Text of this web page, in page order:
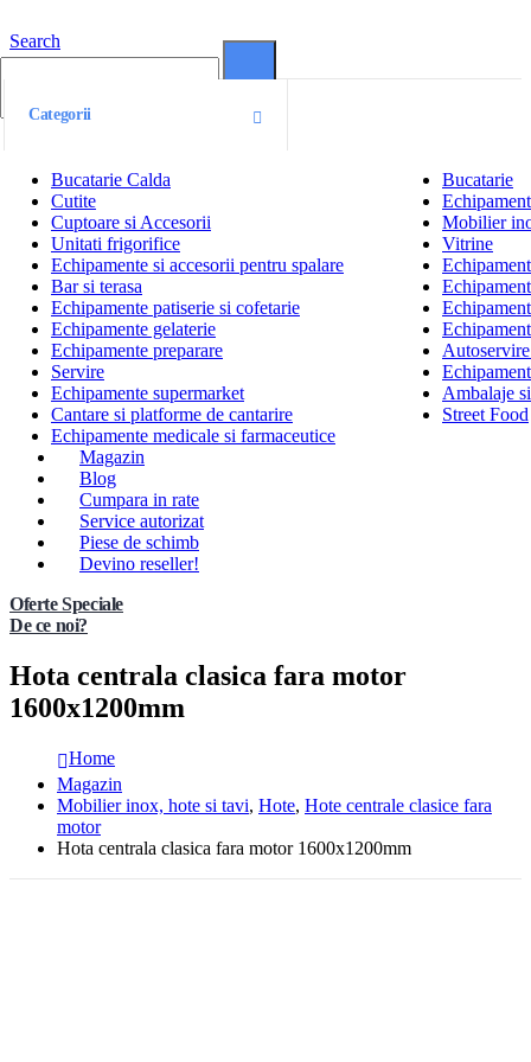
Search
Categorii
Bucatarie Calda
Bucatarie
Cutite
Cuptoare si Accesorii
Mobilier
Unitati frigorifice
Vitrine
Echipamente si accesorii pentru spalare
Bar si terasa
Echipamente patiserie si cofetarie
Echipamente gelaterie
Echipamente preparare
Servire
Echipamente supermarket
Ambalaje
Cantare si platforme de cantarire
Street Food
Echipamente medicale si farmaceutice
Magazin
Blog
Cumpara in rate
Service autorizat
Piese de schimb
Devino reseller!
Oferte Speciale
De ce noi?
Hota centrala clasica fara motor
1600x1200mm
Home
Magazin
Mobilier inox, hote si tavi, Hote, Hote centrale clasice fara
motor
Hota centrala clasica fara motor 1600x1200mm